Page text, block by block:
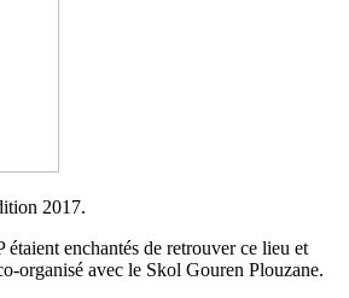
2017.
enchantés de retrouver ce lieu et
organisé avec le Skol Gouren Plouzane.